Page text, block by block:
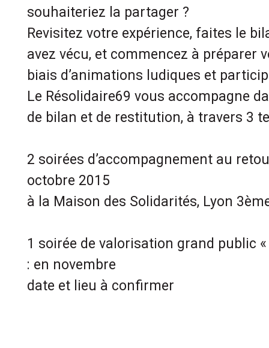
souhaiteriez la partager ?
Revisitez votre expérience, faites le
avez vécu, et commencez à préparer
biais d’animations ludiques et
Le Résolidaire69 vous accompagne
de bilan et de restitution, à travers 3
2 soirées d’accompagnement au
octobre 2015
à la Maison des Solidarités, Lyon
1 soirée de valorisation grand public
: en novembre
date et lieu à confirmer